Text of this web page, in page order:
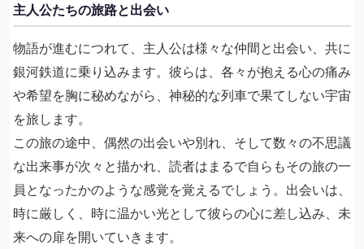
主人公たちの旅路と出会い
物語が進むにつれて、主人公は様々な仲間と出会い、共に
銀河鉄道に乗り込みます。彼らは、各々が抱える心の痛み
や希望を胸に秘めながら、神秘的な列車で果てしない宇宙
を旅します。
この旅の途中、偶然の出会いや別れ、そして数々の不思議
な出来事が次々と描かれ、読者はまるで自らもその旅の一
員となったかのような感覚を覚えるでしょう。出会いは、
時に厳しく、時に温かい光として彼らの心に差し込み、未
来への扉を開いていきます。